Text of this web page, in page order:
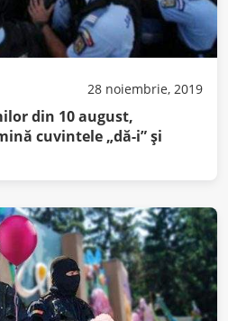
28 noiembrie, 2019
din 10 august,
cuvintele „dă-i” şi